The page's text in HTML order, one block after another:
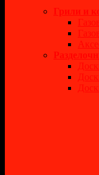
Грили и